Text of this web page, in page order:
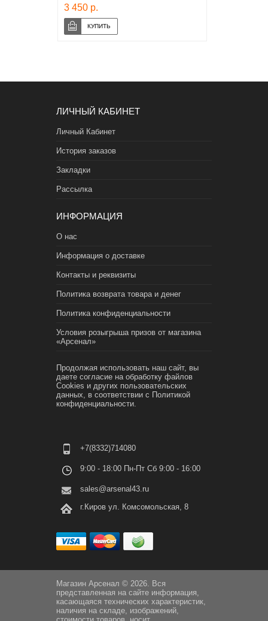
3 450 р.
ЛИЧНЫЙ КАБИНЕТ
Личный Кабинет
История заказов
Закладки
Рассылка
ИНФОРМАЦИЯ
О нас
Информация о доставке
Контакты и реквизиты
Политика возврата товара и денег
Политика конфиденциальности
Условия розыгрыша призов от магазина
«Арсенал»
Продолжая использовать наш сайт, вы
даете согласие на обработку файлов
Cookies и других пользовательских
данных, в соответствии с Политикой
конфиденциальности.
+7(8332)714080
9:00 - 18:00 Пн-Пт Сб 9:00 - 16:00
sales@arsenal43.ru
г.Киров ул. Комсомольская, 8
Магазин Арсенал © 2026. Вся
представленная на сайте информация,
касающаяся технических характеристик,
наличия на складе, изображений,